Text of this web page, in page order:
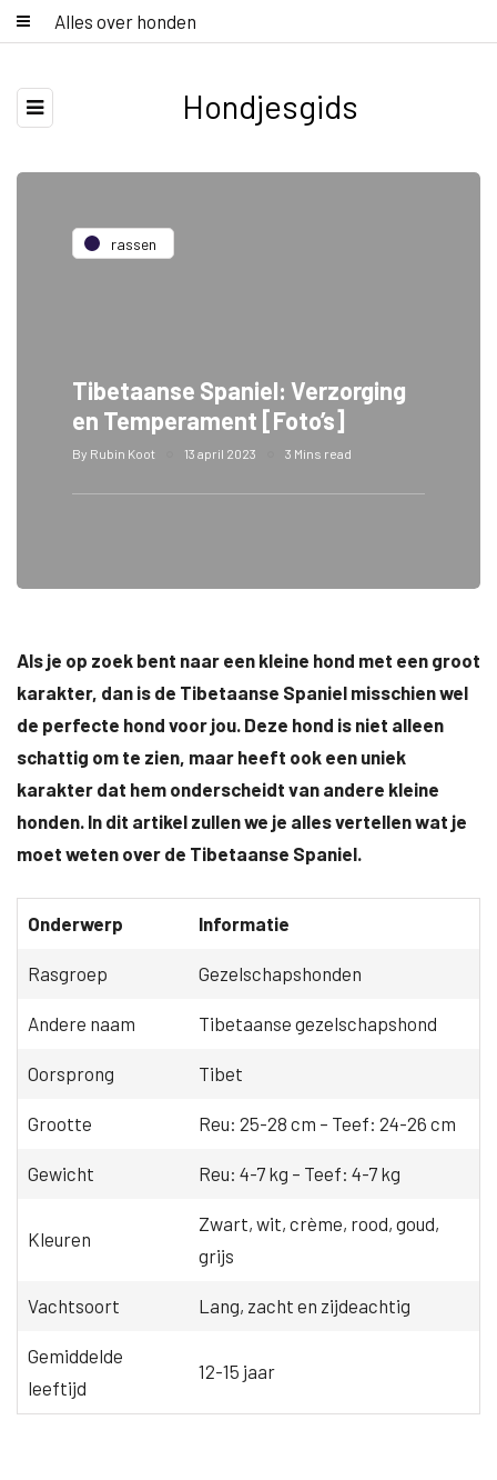
Alles over honden
Hondjesgids
rassen
Tibetaanse Spaniel: Verzorging
en Temperament [Foto’s]
By Rubin Koot 13 april 2023 3 Mins read
Als je op zoek bent naar een kleine hond met een groot
karakter, dan is de Tibetaanse Spaniel misschien wel
de perfecte hond voor jou. Deze hond is niet alleen
schattig om te zien, maar heeft ook een uniek
karakter dat hem onderscheidt van andere kleine
honden. In dit artikel zullen we je alles vertellen wat je
moet weten over de Tibetaanse Spaniel.
Onderwerp Informatie
Rasgroep Gezelschapshonden
Andere naam Tibetaanse gezelschapshond
Oorsprong Tibet
Grootte Reu: 25-28 cm – Teef: 24-26 cm
Gewicht Reu: 4-7 kg – Teef: 4-7 kg
Kleuren
Zwart, wit, crème, rood, goud,
grijs
Vachtsoort Lang, zacht en zijdeachtig
Gemiddelde
leeftijd
12-15 jaar